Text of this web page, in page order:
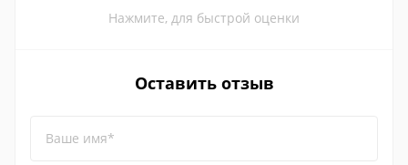
Нажмите, для быстрой оценки
Оставить отзыв
Ваше имя*